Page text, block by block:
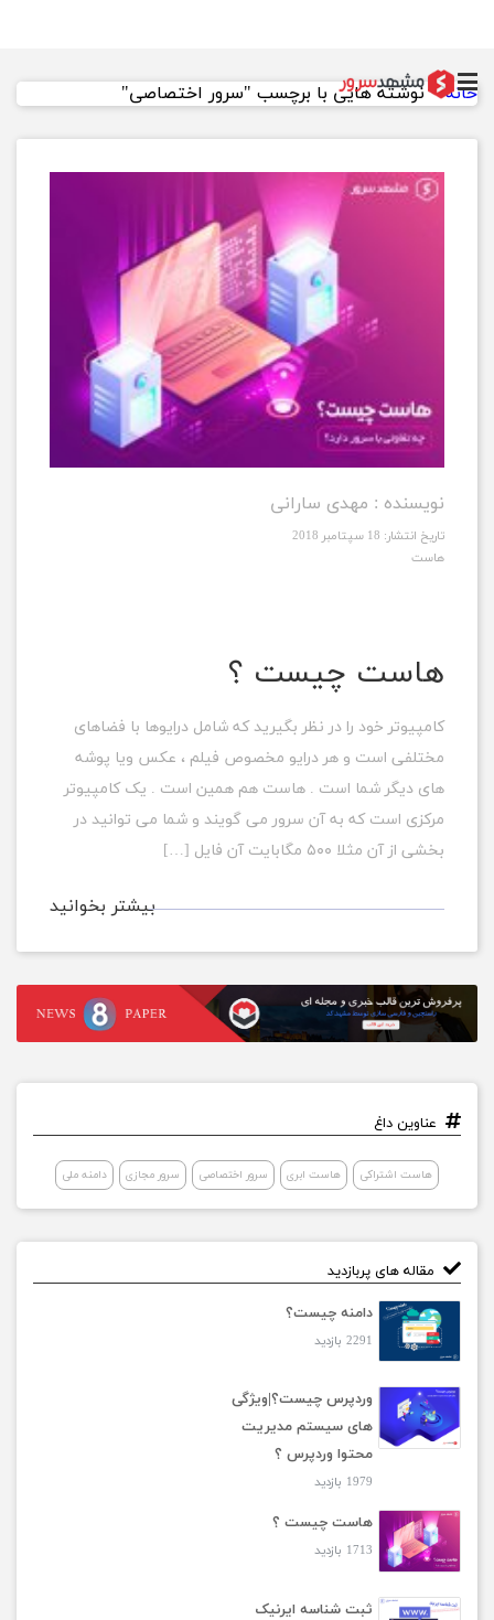
خانه>نوشته هایی با برچسب "سرور اختصاصی"
نویسنده : مهدی سارانی
تاریخ انتشار: 18 سپتامبر 2018
هاست
هاست چیست ؟
کامپیوتر خود را در نظر بگیرید که شامل درایوها با فضاهای
مختلفی است و هر درایو مخصوص فیلم ، عکس ویا پوشه
های دیگر شما است . هاست هم همین است . یک کامپیوتر
مرکزی است که به آن سرور می گویند و شما می توانید در
بخشی از آن مثلا ۵۰۰ مگابایت آن فایل […]
بیشتر بخوانید
عناوین داغ
هاست اشتراکی هاست ابری سرور اختصاصی سرور مجازی دامنه ملی
مقاله های پربازدید
دامنه چیست؟
2291 بازدید
وردپرس چیست؟|ویژگی
های سیستم مدیریت
محتوا وردپرس ؟
1979 بازدید
هاست چیست ؟
1713 بازدید
ثبت شناسه ایرنیک